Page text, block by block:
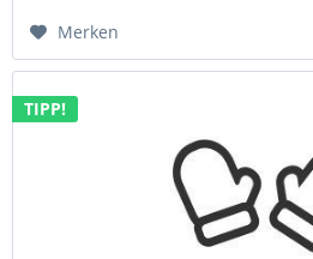
Merken
TIPP!